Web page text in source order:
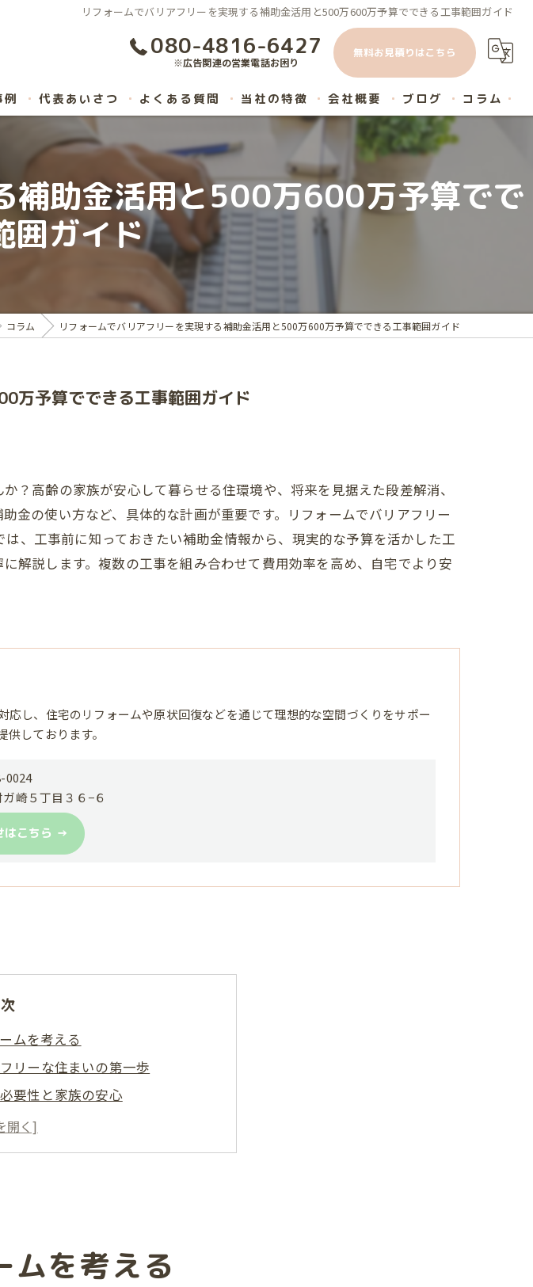
リフォームでバリアフリーを実現する補助金活用と500万600万予算でできる工事範囲ガイド
080-4816-6427
※広告関連の営業電話お困り
無料お見積りはこちら
例 代表あいさつ よくある質問 当社の特徴
内装工事
マンション
会社概要 ブログ コラム
補助金活用と500万600万予算でで
囲ガイド
コラム リフォームでバリアフリーを実現する補助金活用と500万600万予算でできる工事範囲ガイド
万予算でできる工事範囲ガイド
？高齢の家族が安心して暮らせる住環境や、将来を見据えた段差解消、
金の使い方など、具体的な計画が重要です。リフォームでバリアフリー
、工事前に知っておきたい補助金情報から、現実的な予算を活かした工
解説します。複数の工事を組み合わせて費用効率を高め、自宅でより安
し、住宅のリフォームや原状回復などを通じて理想的な空間づくりをサポー
しております。
0024
崎５丁目３６−６
はこちら
ムを考える
リーな住まいの第一歩
要性と家族の安心
不便を解消する方法
のメリットと工夫
金制度の活用方法
ムを考える